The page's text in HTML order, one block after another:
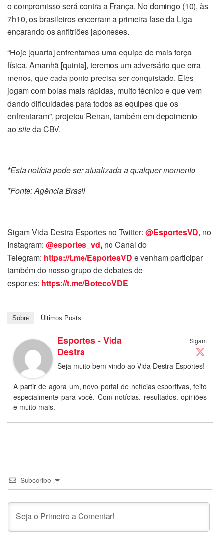
o compromisso será contra a França. No domingo (10), às
7h10, os brasileiros encerram a primeira fase da Liga
encarando os anfitriões japoneses.
“Hoje [quarta] enfrentamos uma equipe de mais força
física. Amanhã [quinta], teremos um adversário que erra
menos, que cada ponto precisa ser conquistado. Eles
jogam com bolas mais rápidas, muito técnico e que vem
dando dificuldades para todos as equipes que os
enfrentaram”, projetou Renan, também em depoimento
aositeda CBV.
*Esta notícia pode ser atualizada a qualquer momento
*Fonte: Agência Brasil
Sigam Vida Destra Esportes no Twitter: @EsportesVD, no
Instagram: @esportes_vd, no Canal do
Telegram: https://t.me/EsportesVD e venham participar
também do nosso grupo de debates de
esportes: https://t.me/BotecoVDE
Sobre Últimos Posts
Sigam
Esportes - Vida
Destra
Seja muito bem-vindo ao Vida Destra Esportes!
A partir de agora um, novo portal de notícias esportivas, feito
especialmente para você. Com notícias, resultados, opiniões
e muito mais.
Subscribe